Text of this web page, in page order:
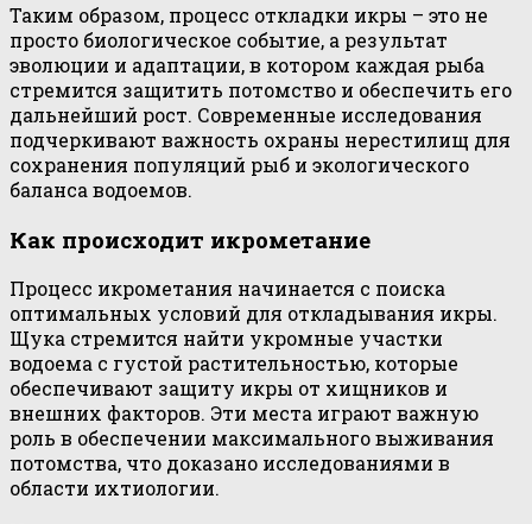
Таким образом, процесс откладки икры – это не
просто биологическое событие, а результат
эволюции и адаптации, в котором каждая рыба
стремится защитить потомство и обеспечить его
дальнейший рост. Современные исследования
подчеркивают важность охраны нерестилищ для
сохранения популяций рыб и экологического
баланса водоемов.
Как происходит икрометание
Процесс икрометания начинается с поиска
оптимальных условий для откладывания икры.
Щука стремится найти укромные участки
водоема с густой растительностью, которые
обеспечивают защиту икры от хищников и
внешних факторов. Эти места играют важную
роль в обеспечении максимального выживания
потомства, что доказано исследованиями в
области ихтиологии.